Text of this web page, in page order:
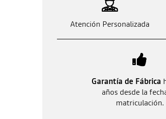
Atención Personalizada
Garantía de Fábrica
años desde la
matriculación.